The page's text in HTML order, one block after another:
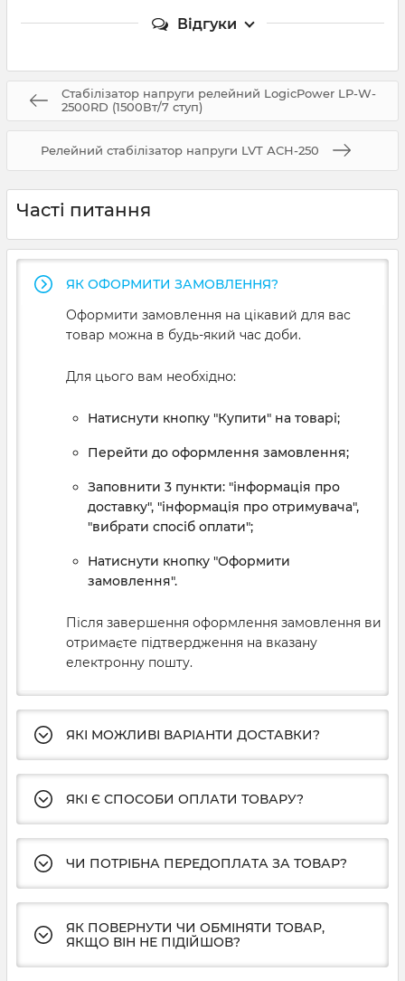
Відгуки
Стабілізатор напруги релейний LogicPower LP-W-
2500RD (1500Вт/7 ступ)
Релейний стабілізатор напруги LVT АСН-250
Часті питання
ЯК ОФОРМИТИ ЗАМОВЛЕННЯ?
Оформити замовлення на цікавий для вас
товар можна в будь-який час доби.
Для цього вам необхідно:
Натиснути кнопку "Купити" на товарі;
Перейти до оформлення замовлення;
Заповнити 3 пункти: "інформація про
доставку", "інформація про отримувача",
"вибрати спосіб оплати";
Натиснути кнопку "Оформити
замовлення".
Після завершення оформлення замовлення ви
отримаєте підтвердження на вказану
електронну пошту.
ЯКІ МОЖЛИВІ ВАРІАНТИ ДОСТАВКИ?
ЯКІ Є СПОСОБИ ОПЛАТИ ТОВАРУ?
ЧИ ПОТРІБНА ПЕРЕДОПЛАТА ЗА ТОВАР?
ЯК ПОВЕРНУТИ ЧИ ОБМІНЯТИ ТОВАР,
ЯКЩО ВІН НЕ ПІДІЙШОВ?